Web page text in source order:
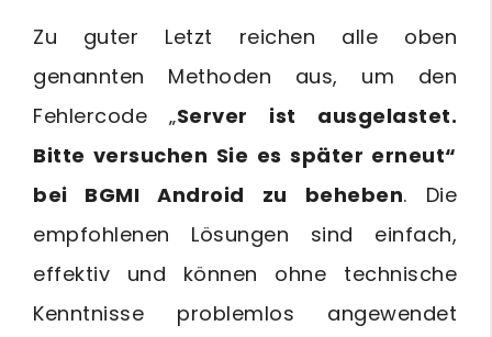
Zu guter Letzt reichen alle oben
genannten Methoden aus, um den
Fehlercode „Server ist ausgelastet.
Bitte versuchen Sie es später erneut“
bei BGMI Android zu beheben. Die
empfohlenen Lösungen sind einfach,
effektiv und können ohne technische
Kenntnisse problemlos angewendet